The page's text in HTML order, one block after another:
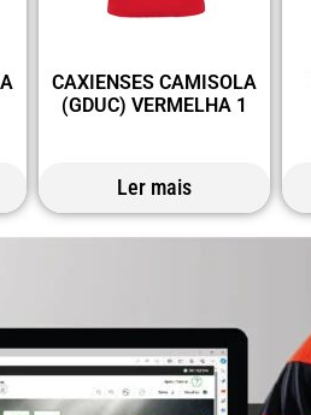
CAXIENSES CAMISOLA
(GDUC) VERMELHA 1
Ler mais